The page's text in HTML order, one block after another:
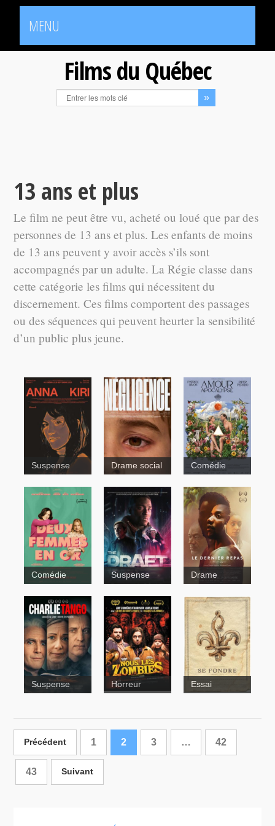
MENU
Films du Québec
13 ans et plus
Le film ne peut être vu, acheté ou loué que par des
personnes de 13 ans et plus. Les enfants de moins
de 13 ans peuvent y avoir accès s’ils sont
accompagnés par un adulte. La Régie classe dans
cette catégorie les films qui nécessitent du
discernement. Ces films comportent des passages
ou des séquences qui peuvent heurter la sensibilité
d’un public plus jeune.
Wolfe
Suspense Drame social Comédie
Comédie
Sortie 67
Suspense Drame
40 Is the
Suspense
Horreur
Nulle trace
fille qui
aimait trop
allumettes
Essai
Précédent 1 2 3 … 42
43 Suivant